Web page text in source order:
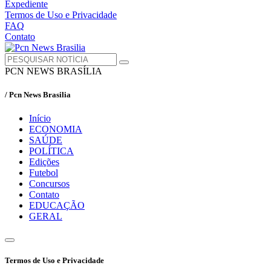
Expediente
Termos de Uso e Privacidade
FAQ
Contato
PCN NEWS BRASÍLIA
/ Pcn News Brasilia
Início
ECONOMIA
SAÚDE
POLÍTICA
Edições
Futebol
Concursos
Contato
EDUCAÇÃO
GERAL
Termos de Uso e Privacidade